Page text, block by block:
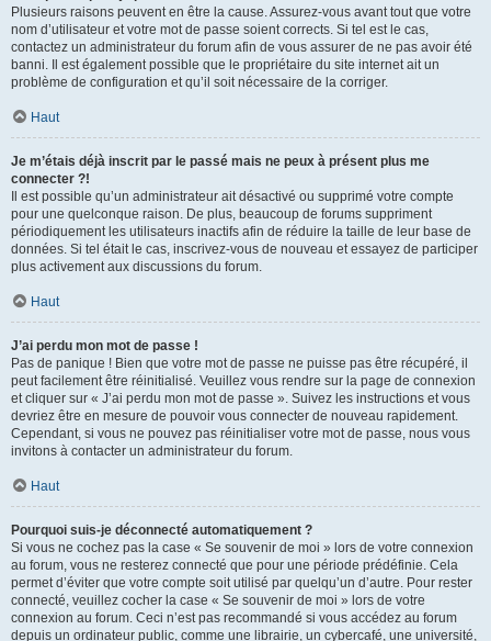
Plusieurs raisons peuvent en être la cause. Assurez-vous avant tout que votre
nom d’utilisateur et votre mot de passe soient corrects. Si tel est le cas,
contactez un administrateur du forum afin de vous assurer de ne pas avoir été
banni. Il est également possible que le propriétaire du site internet ait un
problème de configuration et qu’il soit nécessaire de la corriger.
Haut
Je m’étais déjà inscrit par le passé mais ne peux à présent plus me
connecter ?!
Il est possible qu’un administrateur ait désactivé ou supprimé votre compte
pour une quelconque raison. De plus, beaucoup de forums suppriment
périodiquement les utilisateurs inactifs afin de réduire la taille de leur base de
données. Si tel était le cas, inscrivez-vous de nouveau et essayez de participer
plus activement aux discussions du forum.
Haut
J’ai perdu mon mot de passe !
Pas de panique ! Bien que votre mot de passe ne puisse pas être récupéré, il
peut facilement être réinitialisé. Veuillez vous rendre sur la page de connexion
et cliquer sur « J’ai perdu mon mot de passe ». Suivez les instructions et vous
devriez être en mesure de pouvoir vous connecter de nouveau rapidement.
Cependant, si vous ne pouvez pas réinitialiser votre mot de passe, nous vous
invitons à contacter un administrateur du forum.
Haut
Pourquoi suis-je déconnecté automatiquement ?
Si vous ne cochez pas la case « Se souvenir de moi » lors de votre connexion
au forum, vous ne resterez connecté que pour une période prédéfinie. Cela
permet d’éviter que votre compte soit utilisé par quelqu’un d’autre. Pour rester
connecté, veuillez cocher la case « Se souvenir de moi » lors de votre
connexion au forum. Ceci n’est pas recommandé si vous accédez au forum
depuis un ordinateur public, comme une librairie, un cybercafé, une université,